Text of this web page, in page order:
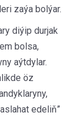
zaýa bolýar.
diýip durjak
bolsa,
aýtdylar.
öz
edeliň”